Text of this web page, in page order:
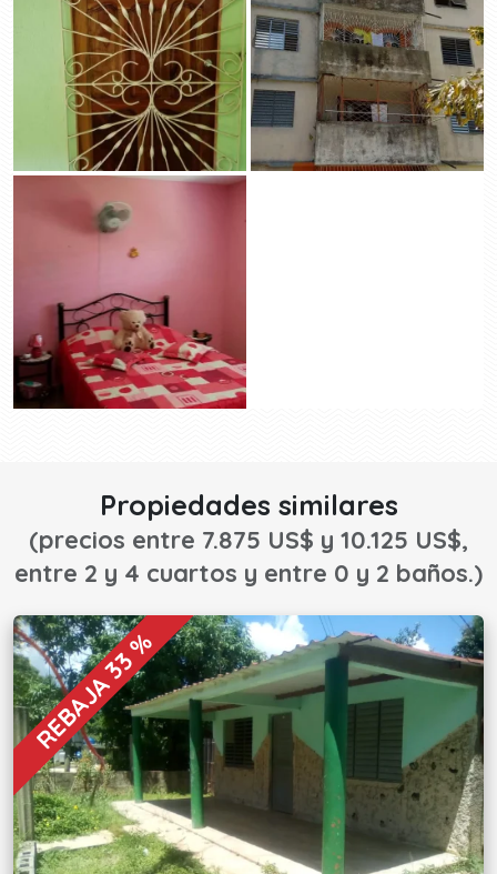
Propiedades similares
(precios entre 7.875 US$ y 10.125 US$,
entre 2 y 4 cuartos y entre 0 y 2 baños.)
REBAJA 33 %